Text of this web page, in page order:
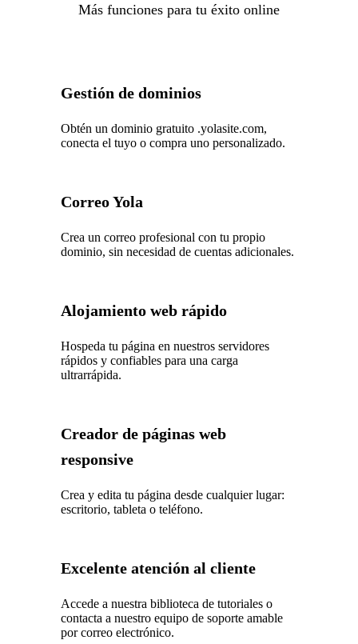
Más funciones para tu éxito online
Gestión de dominios
Obtén un dominio gratuito .yolasite.com,
conecta el tuyo o compra uno personalizado.
Correo Yola
Crea un correo profesional con tu propio
dominio, sin necesidad de cuentas adicionales.
Alojamiento web rápido
Hospeda tu página en nuestros servidores
rápidos y confiables para una carga
ultrarrápida.
Creador de páginas web
responsive
Crea y edita tu página desde cualquier lugar:
escritorio, tableta o teléfono.
Excelente atención al cliente
Accede a nuestra biblioteca de tutoriales o
contacta a nuestro equipo de soporte amable
por correo electrónico.